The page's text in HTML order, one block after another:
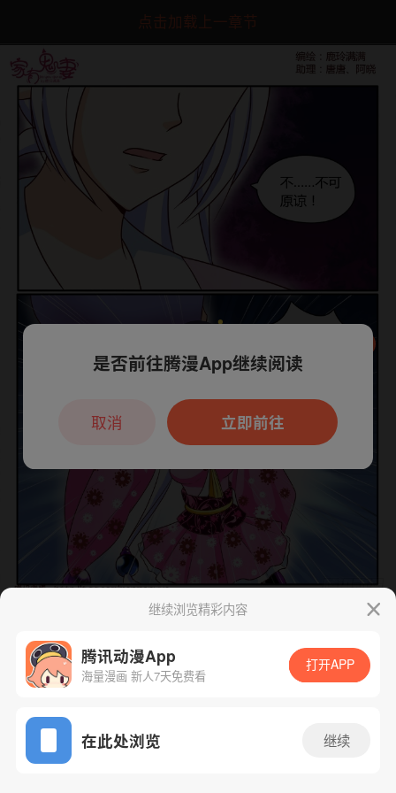
点击加载上一章节
App免费看
下一话 腾漫App免费看
继续浏览精彩内容
腾讯动漫App
海量漫画 新人7天免费看
打开APP
在此处浏览 继续
本章节仅支持App阅读，可打开App新用
户7天免费看
是否前往腾漫App继续阅读
立即前往
取消